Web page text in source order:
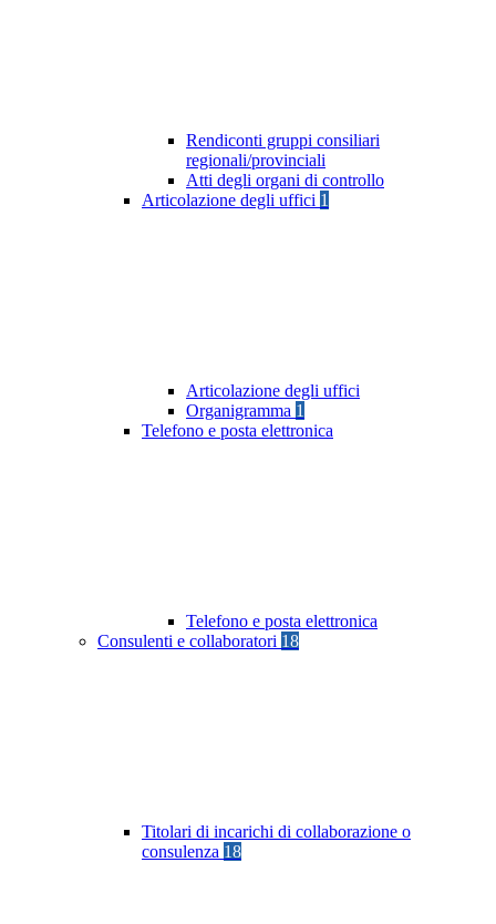
Rendiconti gruppi consiliari
regionali/provinciali
Atti degli organi di controllo
Articolazione degli uffici 1
Articolazione degli uffici
Organigramma 1
Telefono e posta elettronica
Telefono e posta elettronica
Consulenti e collaboratori 18
Titolari di incarichi di collaborazione o
consulenza 18